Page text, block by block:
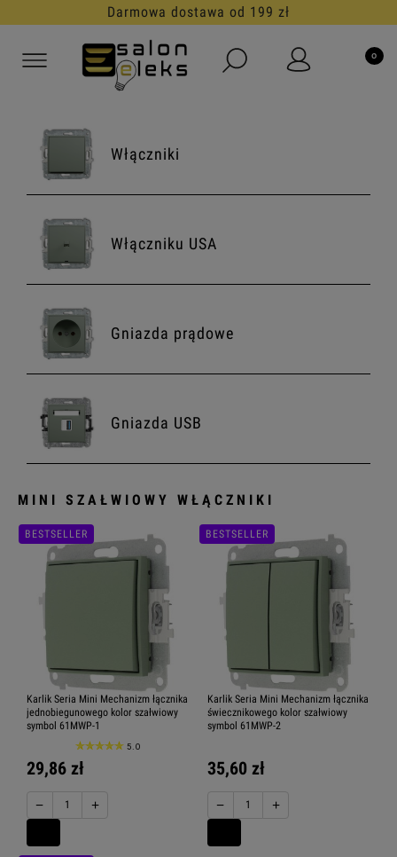
30 dni na darmowy zwrot
Włączniki
Włączniku USA
Gniazda prądowe
Gniazda USB
Gniazda antenowe
Gniazda multimedialne
Moduly elektroniczne
MINI SZAŁWIOWY WŁĄCZNIKI
Karlik Seria Mini Mechanizm łącznika
jednobiegunowego kolor szałwiowy
symbol 61MWP-1
5.0
29,86 zł
− +
BESTSELLER
Karlik Seria Mini Mechanizm łącznika
świecznikowego kolor szałwiowy
symbol 61MWP-2
35,60 zł
− +
BESTSELLER